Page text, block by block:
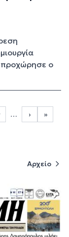
προχώρησε ο
9
…
Next page
›
Last
»
Αρχείο